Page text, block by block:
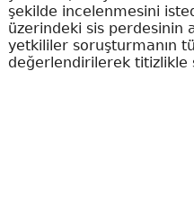
şekilde incelenmesini
üzerindeki sis perdesinin
yetkililer soruşturmanın
değerlendirilerek titizlikle